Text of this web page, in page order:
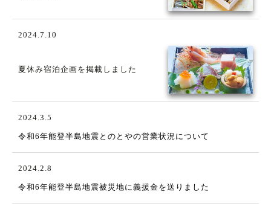
2024.7.10
夏休み宿泊企画を掲載しました
2024.3.5
令和6年能登半島地震とのとやの営業状況について
2024.2.8
令和6年能登半島地震被災地に義援金を送りました